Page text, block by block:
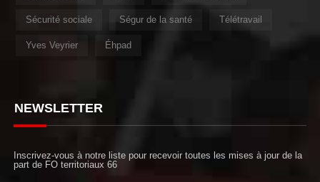
Sécurité sociale Ségur de la santé Télétravail
Yves Veyrier Éhpad
NEWSLETTER
Inscrivez-vous à notre liste pour recevoir toutes les mises à jour de la
part de FO territoriaux 66